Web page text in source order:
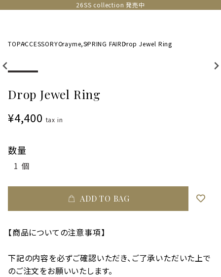
26SS collection 発売中
TOPACCESSORYCrayme,SPRING FAIRDrop Jewel Ring
Drop Jewel Ring
¥4,400 tax in
数量
ADD TO BAG
【商品についての注意事項】
下記の内容を必ずご確認いただき、ご了承いただいた上で
のご注文をお願いいたします。